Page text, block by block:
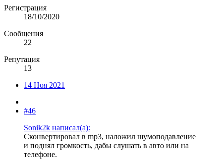
Регистрация
18/10/2020
Сообщения
22
Репутация
13
14 Ноя 2021
#46
Sonik2k написал(а):
Сконвертировал в mp3, наложил шумоподавление
и поднял громкость, дабы слушать в авто или на
телефоне.